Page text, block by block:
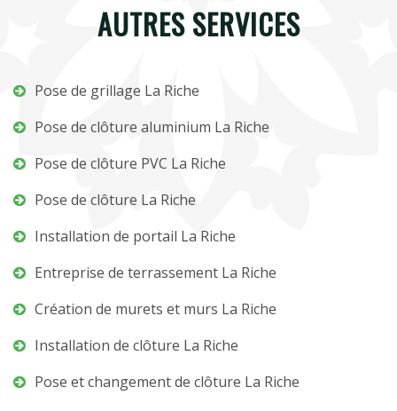
AUTRES SERVICES
Pose de grillage La Riche
Pose de clôture aluminium La Riche
Pose de clôture PVC La Riche
Pose de clôture La Riche
Installation de portail La Riche
Entreprise de terrassement La Riche
Création de murets et murs La Riche
Installation de clôture La Riche
Pose et changement de clôture La Riche